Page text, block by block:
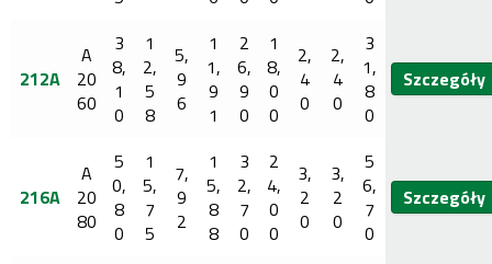
212A
A
20
60
3
8,
1
0
1
2,
5
8
5,
9
6
1
1,
9
1
2
6,
9
0
1
8,
0
0
2,
4
0
2,
4
0
3
1,
8
0
Szczegóły
216A
A
20
80
5
0,
8
0
1
5,
7
5
7,
9
2
1
5,
8
8
3
2,
7
0
2
4,
0
0
3,
2
0
3,
2
0
5
6,
7
0
Szczegóły